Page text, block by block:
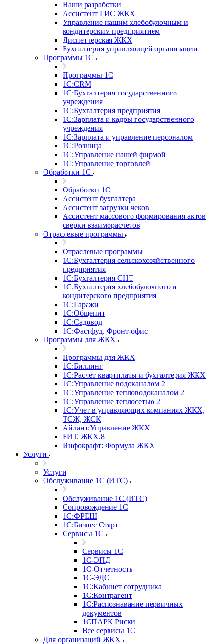
Наши разработки
Ассистент ГИС ЖКХ
Управление нашим хлебобулочным и
кондитерским предприятием
Диспетчерская ЖКХ
Бухгалтерия управляющей организации
Программы 1С
Программы 1С
1С:CRM
1С:Бухгалтерия государственного
учреждения
1С:Бухгалтерия предприятия
1С:Зарплата и кадры государственного
учреждения
1С:Зарплата и управление персоналом
1С:Розница
1С:Управление нашей фирмой
1С:Управление торговлей
Обработки 1С
Обработки 1С
Ассистент бухгалтера
Ассистент загрузки чеков
Ассистент массового формирования актов
сверки взаиморасчетов
Отраслевые программы
Отраслевые программы
1С:Бухгалтерия сельскохозяйственного
предприятия
1С:Бухгалтерия СНТ
1С:Бухгалтерия хлебобулочного и
кондитерского предприятия
1С:Гаражи
1С:Общепит
1С:Садовод
1С:Фастфуд. Фронт-офис
Программы для ЖКХ
Программы для ЖКХ
1С:Биллинг
1С:Расчет квартплаты и бухгалтерия ЖКХ
1С:Управление водоканалом 2
1С:Управление тепловодоканалом 2
1С:Управление теплосетью 2
1С:Учет в управляющих компаниях ЖКХ,
ТСЖ, ЖСК
Айлант:Управление ЖКХ
БИТ. ЖКХ.8
Инфокрафт: Формула ЖКХ
Услуги
Услуги
Обслуживание 1С (ИТС)
Обслуживание 1С (ИТС)
Сопровождение 1С
1С:ФРЕШ
1С:Бизнес Старт
Сервисы 1С
Сервисы 1С
1С-ЭПД
1С-Отчетность
1С-ЭДО
1С:Кабинет сотрудника
1С:Контрагент
1С:Распознавание первичных
документов
1СПАРК Риски
Все сервисы 1С
Для организаций ЖКХ